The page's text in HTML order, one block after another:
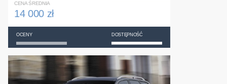
CENA ŚREDNIA
14 000 zł
OCENY DOSTĘPNOŚĆ